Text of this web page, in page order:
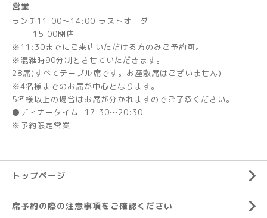
営業
ランチ11:00～14:00 ラストオーダー
15:00閉店
※11:30までにご来店いただける方のみご予約可。
※混雑時90分制とさせていただきます。
28席(すべてテーブル席です。お座敷席はございません)
※4名様までのお席が中心となります。
5名様以上の場合はお席が分かれますのでご了承ください。
⚫ディナータイム 17:30～20:30
※予約限定営業
トップページ
席予約の際の注意事項をご確認ください